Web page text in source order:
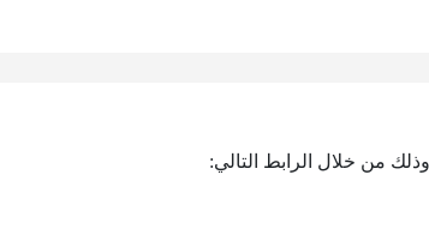
من خلال الرابط التالي: